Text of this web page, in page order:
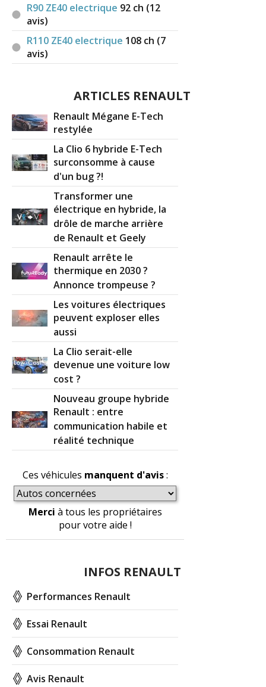
R90 ZE40 electrique 92 ch (12
avis)
R110 ZE40 electrique 108 ch (7
avis)
ARTICLES RENAULT
Renault Mégane E-Tech
restylée
La Clio 6 hybride E-Tech
surconsomme à cause
d'un bug ?!
Transformer une
électrique en hybride, la
drôle de marche arrière
de Renault et Geely
Renault arrête le
thermique en 2030 ?
Annonce trompeuse ?
Les voitures électriques
peuvent exploser elles
aussi
La Clio serait-elle
devenue une voiture low
cost ?
Nouveau groupe hybride
Renault : entre
communication habile et
réalité technique
Ces véhicules manquent d'avis:
Merci à tous les propriétaires
pour votre aide !
INFOS RENAULT
Performances Renault
Essai Renault
Consommation Renault
Avis Renault